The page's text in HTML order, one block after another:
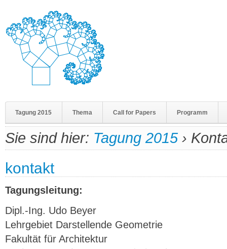
Tagung 2015 Thema Call for Papers Programm
Sie sind hier: Tagung 2015 ›
kontakt
Tagungsleitung:
Dipl.-Ing. Udo Beyer
Lehrgebiet Darstellende Geometrie
Fakultät für Architektur